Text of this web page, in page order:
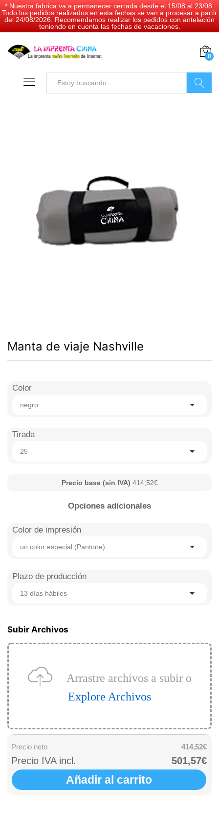
* Nuestra fabrica va a permanecer cerrada desde el 15/08 al 23/08.
Todo los pedidos realizados en esta fechas se van a procesar a partir
del 24/08/2026. Recomendamos realizar los pedidos con antelación
teniendo en cuenta las fechas de vacaciones.
0
Manta de viaje Nashville
Color
negro
Tirada
25
Precio base (sin IVA) 414,52€
Opciones adicionales
Color de impresión
un color especial (Pantone)
Plazo de producción
13 días hábiles
Subir Archivos
Arrastre archivos a subir o
Explore Archivos
Precio neto 414,52€
Precio IVA incl. 501,57€
Añadir al carrito